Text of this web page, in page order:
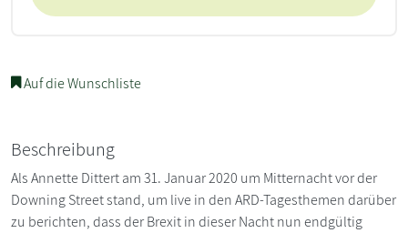
Auf die Wunschliste
Beschreibung
Als Annette Dittert am 31. Januar 2020 um Mitternacht vor der
Downing Street stand, um live in den ARD-Tagesthemen darüber
zu berichten, dass der Brexit in dieser Nacht nun endgültig